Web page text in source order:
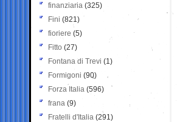
finanziaria (325)
Fini (821)
fioriere (5)
Fitto (27)
Fontana di Trevi (1)
Formigoni (90)
Forza Italia (596)
frana (9)
Fratelli d'Italia (291)